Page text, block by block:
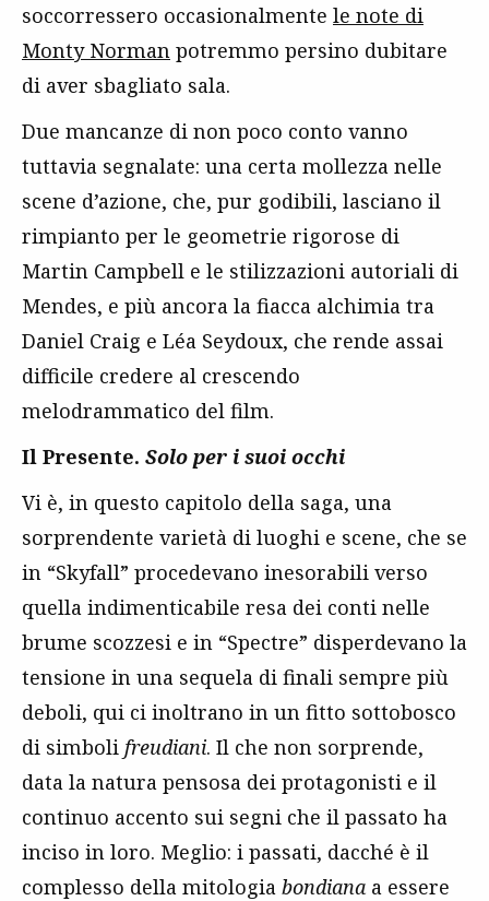
soccorressero occasionalmente le note di
Monty Norman potremmo persino dubitare
di aver sbagliato sala.
Due mancanze di non poco conto vanno
tuttavia segnalate: una certa mollezza nelle
scene d’azione, che, pur godibili, lasciano il
rimpianto per le geometrie rigorose di
Martin Campbell e le stilizzazioni autoriali di
Mendes, e più ancora la fiacca alchimia tra
Daniel Craig e Léa Seydoux, che rende assai
difficile credere al crescendo
melodrammatico del film.
Il Presente. Solo per i suoi occhi
Vi è, in questo capitolo della saga, una
sorprendente varietà di luoghi e scene, che se
in “Skyfall” procedevano inesorabili verso
quella indimenticabile resa dei conti nelle
brume scozzesi e in “Spectre” disperdevano la
tensione in una sequela di finali sempre più
deboli, qui ci inoltrano in un fitto sottobosco
di simboli freudiani. Il che non sorprende,
data la natura pensosa dei protagonisti e il
continuo accento sui segni che il passato ha
inciso in loro. Meglio: i passati, dacché è il
complesso della mitologia bondiana a essere